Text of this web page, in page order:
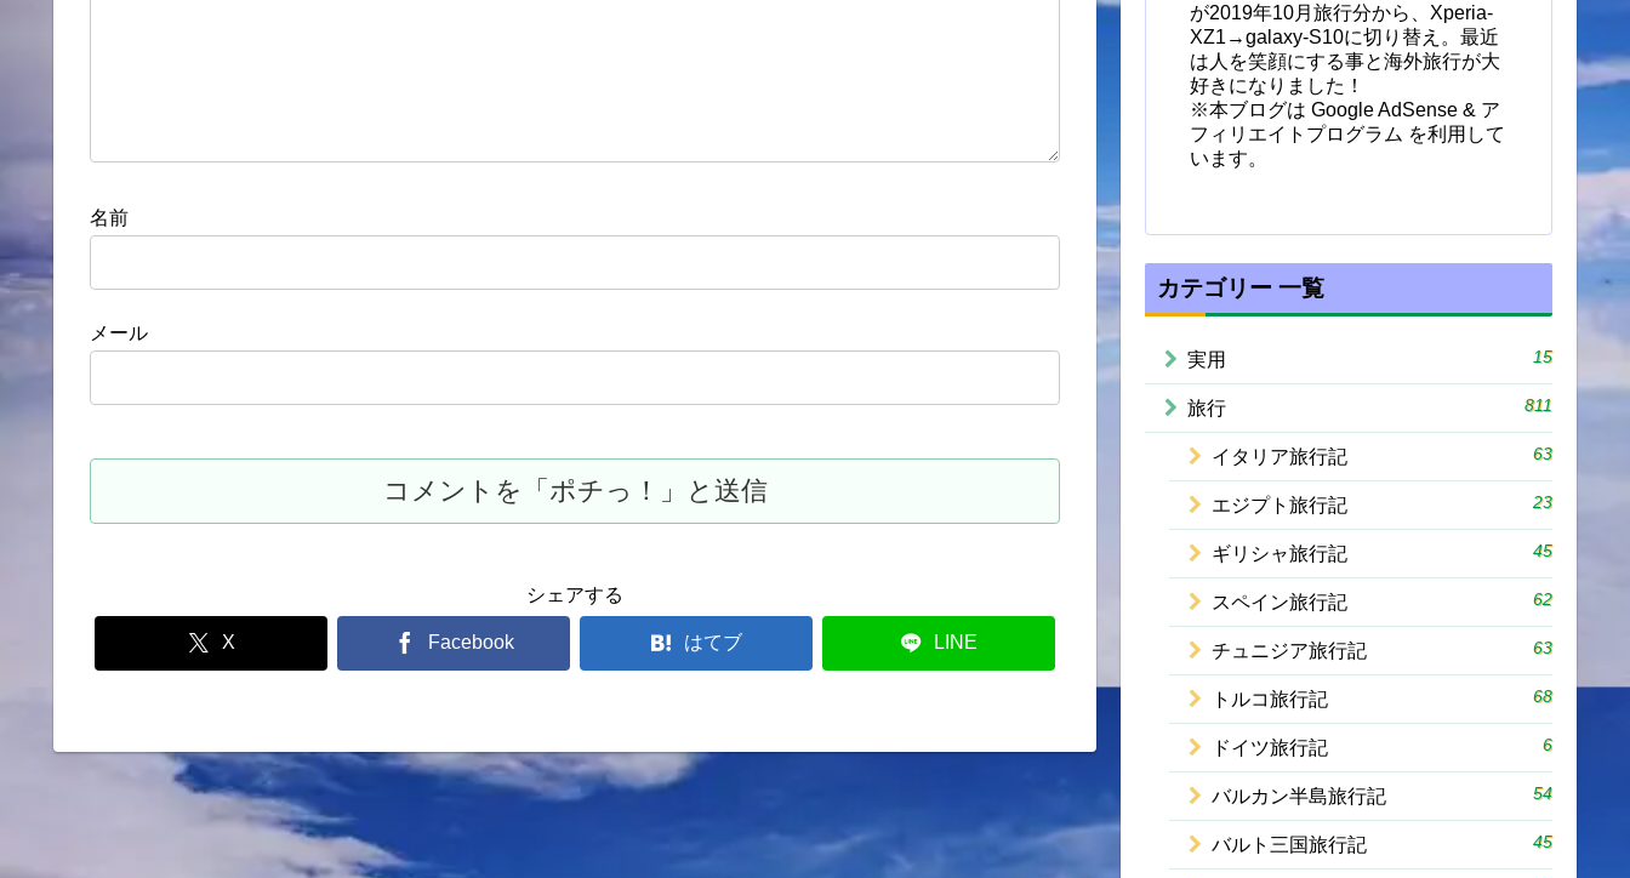
名前
メール
シェアする
X Facebook はてブ LINE
が2019年10月旅行分から、Xperia-
XZ1→galaxy-S10に切り替え。最近
は人を笑顔にする事と海外旅行が大
好きになりました！
※本ブログは Google AdSense & ア
フィリエイトプログラム を利用して
います。
カテゴリー 一覧
実用 15
旅行 811
イタリア旅行記 63
エジプト旅行記 23
ギリシャ旅行記 45
スペイン旅行記 62
チュニジア旅行記 63
トルコ旅行記 68
ドイツ旅行記 6
バルカン半島旅行記 54
バルト三国旅行記 45